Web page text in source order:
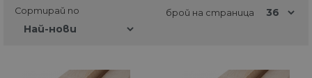
Сортирай по брой на страница